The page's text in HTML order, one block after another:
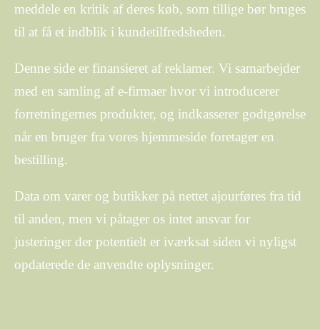
meddele en kritik af deres køb, som tillige bør bruges
til at få et indblik i kundetilfredsheden.
Denne side er finansieret af reklamer. Vi samarbejder
med en samling af e-firmaer hvor vi introducerer
forretningernes produkter, og indkasserer godtgørelse
når en bruger fra vores hjemmeside foretager en
bestilling.
Data om varer og butikker på nettet ajourføres fra tid
til anden, men vi påtager os intet ansvar for
justeringer der potentielt er iværksat siden vi nyligst
opdaterede de anvendte oplysninger.